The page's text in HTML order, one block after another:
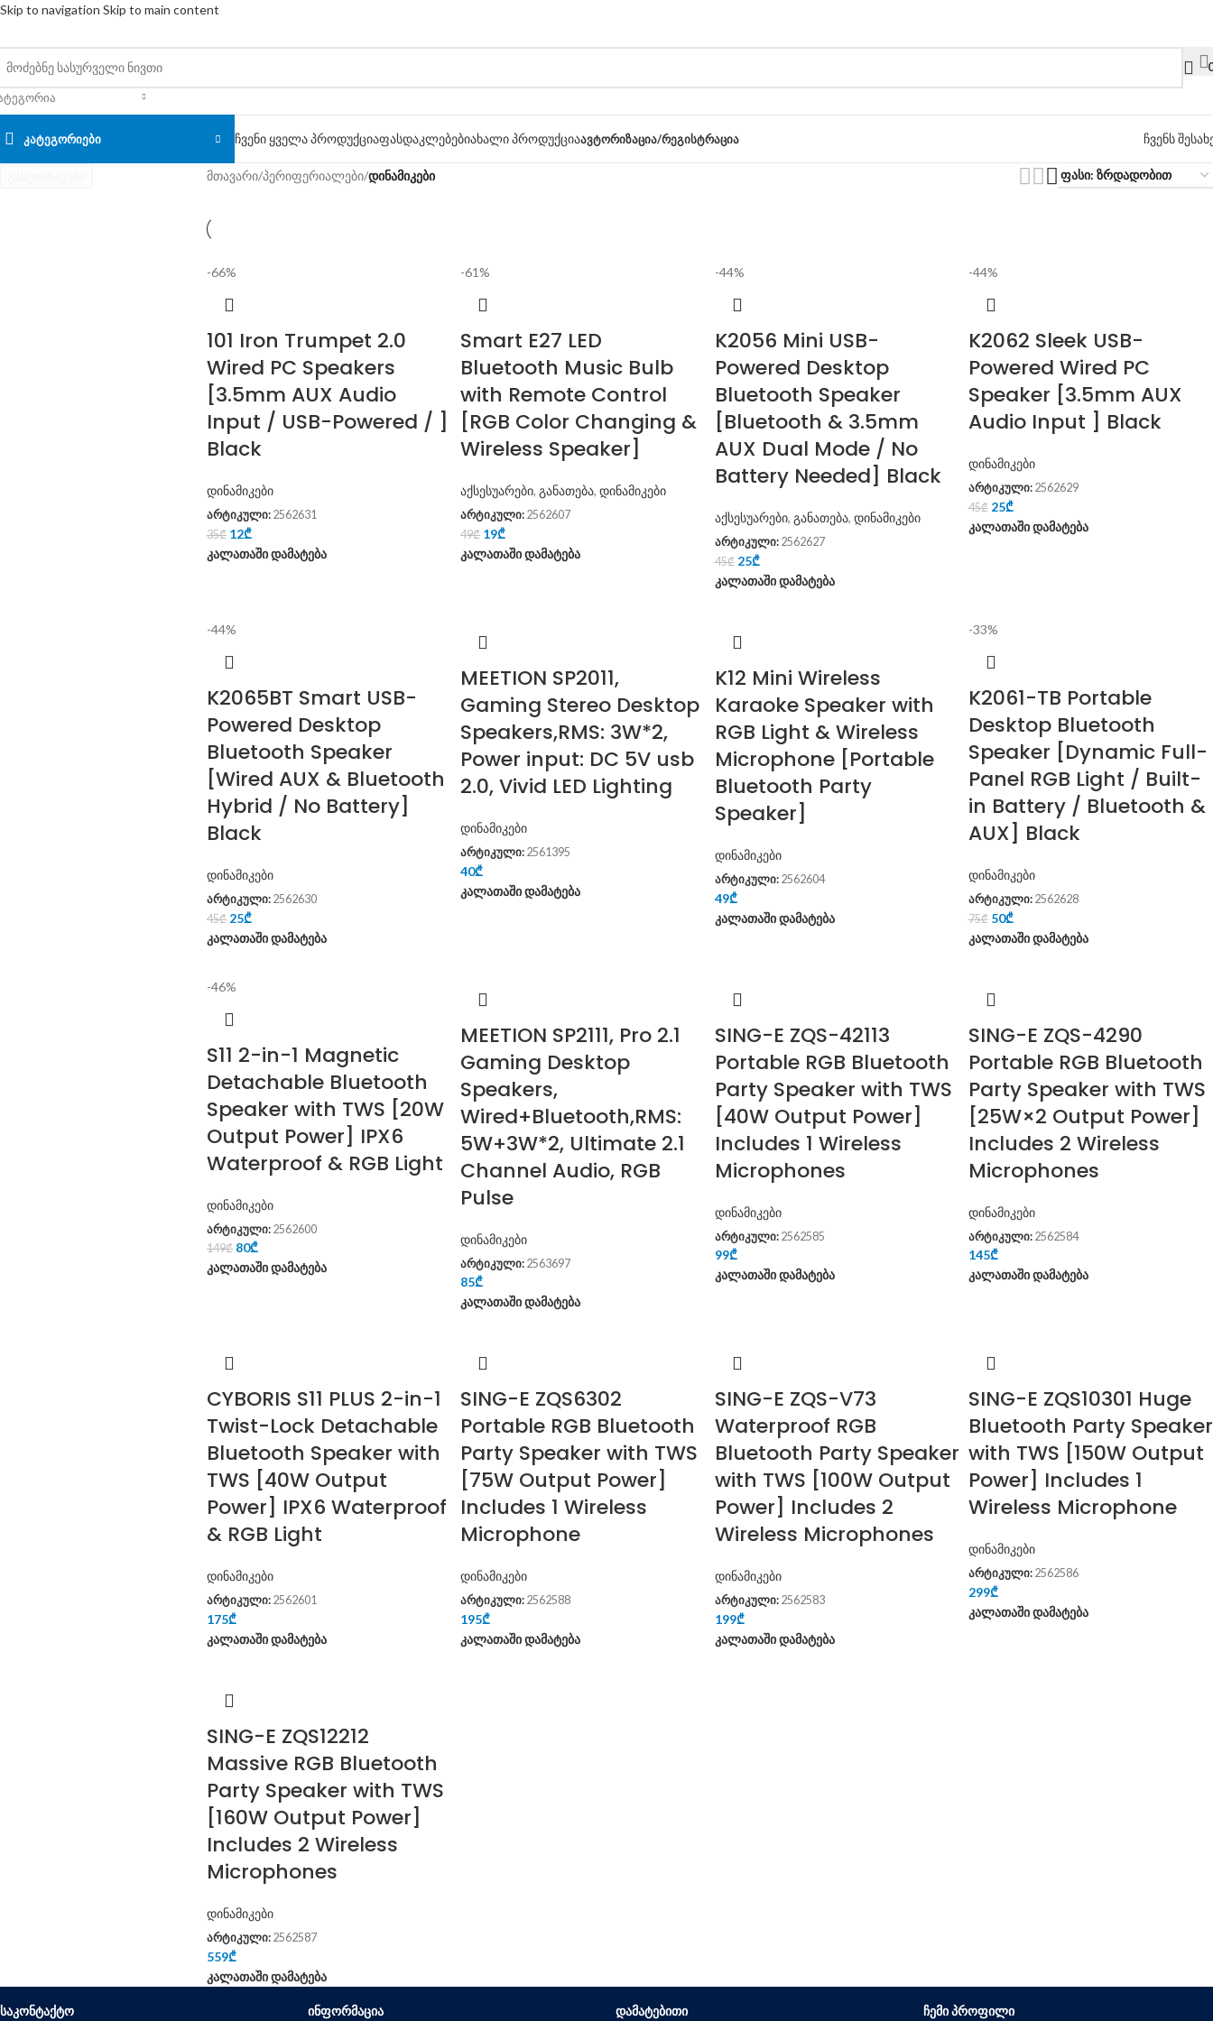
Skip to navigation Skip to main content
ᲙᲐᲢᲔᲒᲝᲠᲘᲔᲑᲘ ჩვენი ყველა პროდუქციაფასდაკლებებიახალი პროდუქციაᲐᲕᲢᲝᲠᲘᲖᲐᲪᲘᲐ/ᲠᲔᲒᲘᲡᲢᲠᲐᲪᲘᲐ ჩვენს
მთავარი/პერიფერიალები/დინამიკები
-66%
101 Iron Trumpet 2.0
Wired PC Speakers
[3.5mm AUX Audio
Input / USB-Powered / ]
Black
დინამიკები
არტიკული: 2562631
35₾ 12₾
კალათაში დამატება
-61%
Smart E27 LED
Bluetooth Music Bulb
with Remote Control
[RGB Color Changing &
Wireless Speaker]
აქსესუარები, განათება, დინამიკები
არტიკული: 2562607
49₾ 19₾
კალათაში დამატება
-44%
K2056 Mini USB-
Powered Desktop
Bluetooth Speaker
[Bluetooth & 3.5mm
AUX Dual Mode / No
Battery Needed] Black
აქსესუარები, განათება, დინამიკები
არტიკული: 2562627
45₾ 25₾
კალათაში დამატება
-44%
K2062 Sleek USB-
Powered Wired PC
Speaker [3.5mm AUX
Audio Input ] Black
დინამიკები
არტიკული: 2562629
45₾ 25₾
კალათაში დამატება
-44%
K2065BT Smart USB-
Powered Desktop
Bluetooth Speaker
[Wired AUX & Bluetooth
Hybrid / No Battery]
Black
დინამიკები
არტიკული: 2562630
45₾ 25₾
კალათაში დამატება
MEETION SP2011,
Gaming Stereo Desktop
Speakers,RMS: 3W*2,
Power input: DC 5V usb
2.0, Vivid LED Lighting
დინამიკები
არტიკული: 2561395
40₾
კალათაში დამატება
K12 Mini Wireless
Karaoke Speaker with
RGB Light & Wireless
Microphone [Portable
Bluetooth Party
Speaker]
დინამიკები
არტიკული: 2562604
49₾
კალათაში დამატება
-33%
K2061-TB Portable
Desktop Bluetooth
Speaker [Dynamic Full-
Panel RGB Light / Built-
in Battery / Bluetooth &
AUX] Black
დინამიკები
არტიკული: 2562628
75₾ 50₾
კალათაში დამატება
-46%
S11 2-in-1 Magnetic
Detachable Bluetooth
Speaker with TWS [20W
Output Power] IPX6
Waterproof & RGB Light
დინამიკები
არტიკული: 2562600
149₾ 80₾
კალათაში დამატება
MEETION SP2111, Pro 2.1
Gaming Desktop
Speakers,
Wired+Bluetooth,RMS:
5W+3W*2, Ultimate 2.1
Channel Audio, RGB
Pulse
დინამიკები
არტიკული: 2563697
85₾
კალათაში დამატება
SING-E ZQS-42113
Portable RGB Bluetooth
Party Speaker with TWS
[40W Output Power]
Includes 1 Wireless
Microphones
დინამიკები
არტიკული: 2562585
99₾
კალათაში დამატება
SING-E ZQS-4290
Portable RGB Bluetooth
Party Speaker with TWS
[25W×2 Output Power]
Includes 2 Wireless
Microphones
დინამიკები
არტიკული: 2562584
145₾
კალათაში დამატება
CYBORIS S11 PLUS 2-in-1
Twist-Lock Detachable
Bluetooth Speaker with
TWS [40W Output
Power] IPX6 Waterproof
& RGB Light
დინამიკები
არტიკული: 2562601
175₾
კალათაში დამატება
SING-E ZQS6302
Portable RGB Bluetooth
Party Speaker with TWS
[75W Output Power]
Includes 1 Wireless
Microphone
დინამიკები
არტიკული: 2562588
195₾
კალათაში დამატება
SING-E ZQS-V73
Waterproof RGB
Bluetooth Party Speaker
with TWS [100W Output
Power] Includes 2
Wireless Microphones
დინამიკები
არტიკული: 2562583
199₾
კალათაში დამატება
SING-E ZQS10301 Huge
Bluetooth Party Speaker
with TWS [150W Output
Power] Includes 1
Wireless Microphone
დინამიკები
არტიკული: 2562586
299₾
კალათაში დამატება
SING-E ZQS12212
Massive RGB Bluetooth
Party Speaker with TWS
[160W Output Power]
Includes 2 Wireless
Microphones
დინამიკები
არტიკული: 2562587
559₾
კალათაში დამატება
ᲡᲐᲙᲝᲜᲢᲐᲥᲢᲝ ᲘᲜᲤᲝᲠᲛᲐᲪᲘᲐ ᲓᲐᲛᲐᲢᲔᲑᲘᲗᲘ ᲩᲔᲛᲘ ᲞᲠᲝᲤᲘᲚᲘ